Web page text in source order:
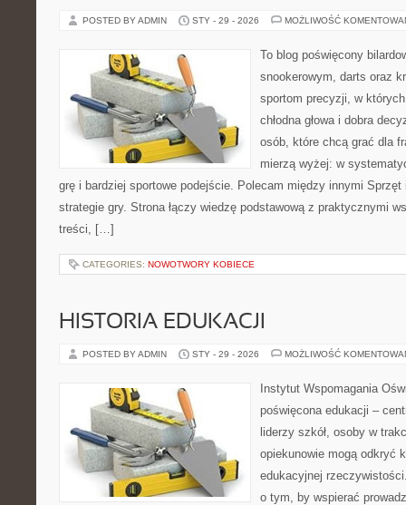
POSTED BY ADMIN STY - 29 - 2026 MOŻLIWOŚĆ
To blog poświęcony
snookerowym, darts oraz
sportom precyzji, w
chłodna głowa i dobra
osób, które chcą grać dla
mierzą wyżej: w
grę i bardziej sportowe podejście. Polecam między innymi
strategie gry. Strona łączy wiedzę podstawową z praktycznymi
treści, […]
CATEGORIES: NOWOTWORY KOBIECE
HISTORIA EDUKACJI
POSTED BY ADMIN STY - 29 - 2026 MOŻLIWOŚĆ
Instytut Wspomagania
poświęcona edukacji –
liderzy szkół, osoby w
opiekunowie mogą odkryć
edukacyjnej
o tym, by wspierać